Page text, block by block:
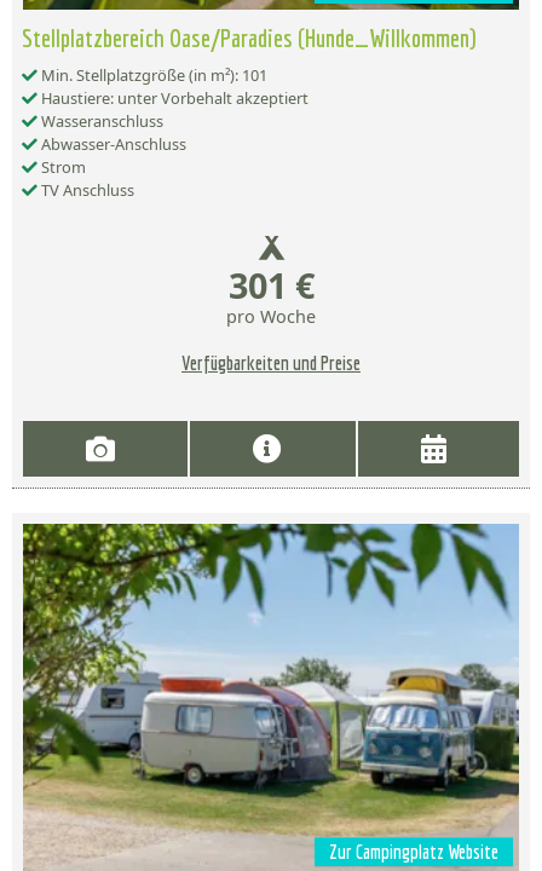
Stellplatzbereich Oase/Paradies (Hunde_Willkommen)
Min. Stellplatzgröße (in m²): 101
Haustiere: unter Vorbehalt akzeptiert
Wasseranschluss
Abwasser-Anschluss
Strom
TV Anschluss
301 €
pro Woche
Verfügbarkeiten und Preise
Zur Campingplatz Website